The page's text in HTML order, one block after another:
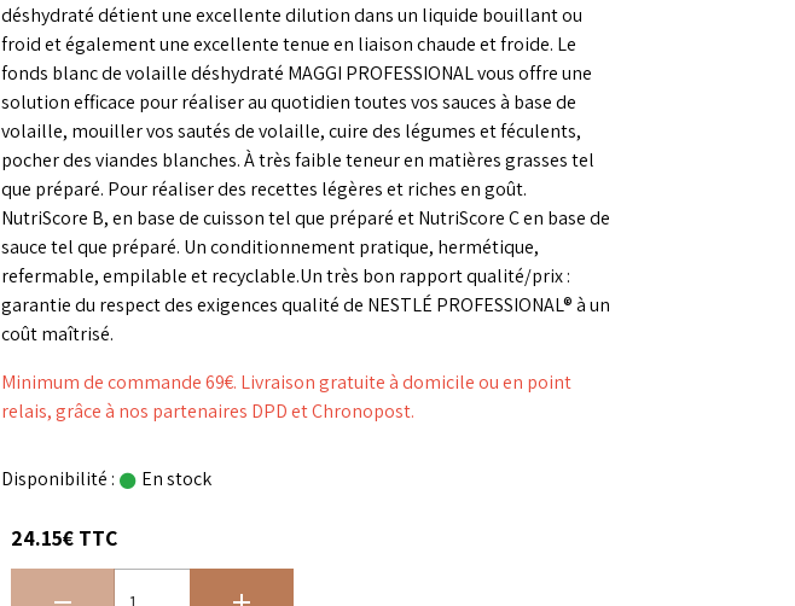
déshydraté détient une excellente dilution dans un liquide bouillant ou
froid et également une excellente tenue en liaison chaude et froide. Le
fonds blanc de volaille déshydraté MAGGI PROFESSIONAL vous offre une
solution efficace pour réaliser au quotidien toutes vos sauces à base de
volaille, mouiller vos sautés de volaille, cuire des légumes et féculents,
pocher des viandes blanches. À très faible teneur en matières grasses tel
que préparé. Pour réaliser des recettes légères et riches en goût.
NutriScore B, en base de cuisson tel que préparé et NutriScore C en base de
sauce tel que préparé. Un conditionnement pratique, hermétique,
refermable, empilable et recyclable.Un très bon rapport qualité/prix :
garantie du respect des exigences qualité de NESTLÉ PROFESSIONAL® à un
coût maîtrisé.
Minimum de commande 69€. Livraison gratuite à domicile ou en point
relais, grâce à nos partenaires DPD et Chronopost.
Disponibilité : En stock
24.15€ TTC